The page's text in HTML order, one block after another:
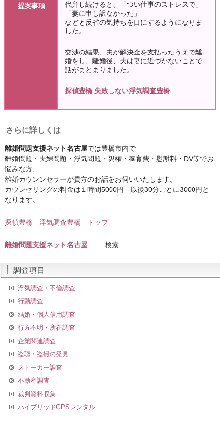
提案事項
代弁し続けると、「つい仕事のストレスで」
「妻に申し訳なかった」
などと反省の気持ちを口にするようになりま
した。
交渉の結果、夫が解決金を支払ったうえで離
婚をし、離婚後、夫は妻に近づかないことで
話がまとまりました。
探偵豊橋 失敗しない浮気調査豊橋
さらに詳しくは
離婚問題支援ネット名古屋では豊橋市内で
離婚問題・夫婦問題・浮気問題・親権・養育費・慰謝料・DV等でお
悩みな方、
離婚カウンンセラーが貴方のお話をお伺いいたします。
カウンセリングの料金は１時間5000円 以後30分ごとに3000円と
なります。
探偵豊橋 浮気調査豊橋 トップ
離婚問題支援ネット名古屋 検索
調査項目
浮気調査・不倫調査
行動調査
結婚・個人信用調査
行方不明・所在調査
企業関連調査
盗聴・盗撮の発見
ストーカー調査
不動産調査
裁判資料収集
ハイブリッドGPSレンタル